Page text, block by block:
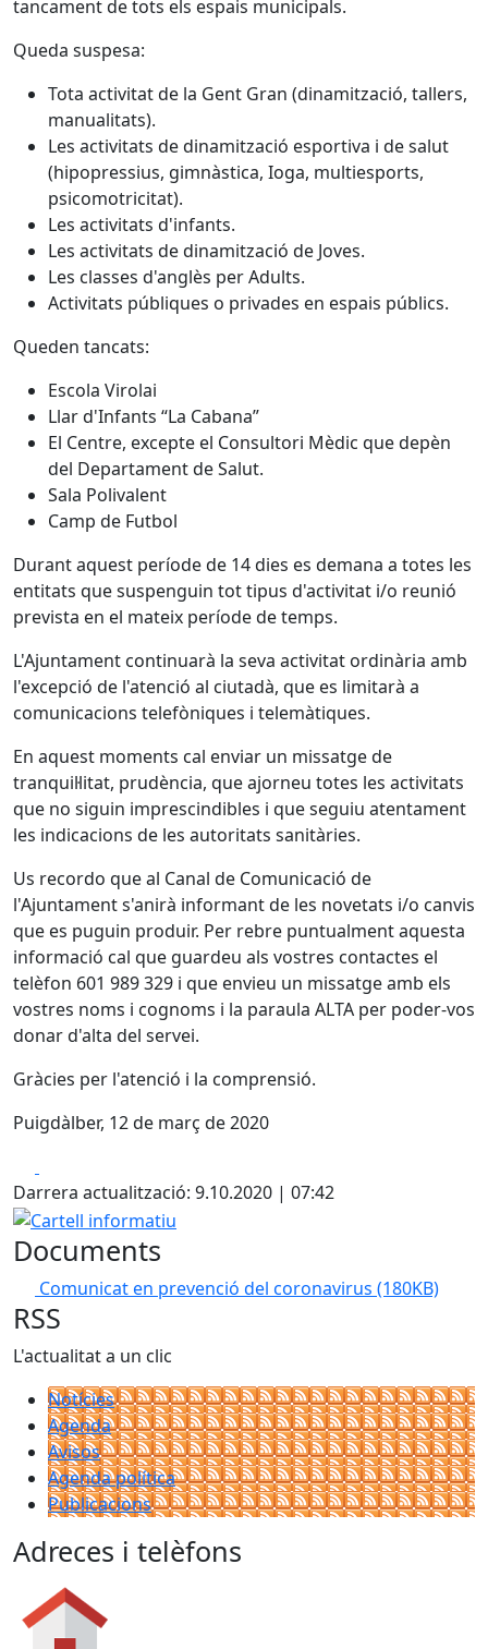
tancament de tots els espais municipals.
Queda suspesa:
Tota activitat de la Gent Gran (dinamització, tallers,
manualitats).
Les activitats de dinamització esportiva i de salut
(hipopressius, gimnàstica, Ioga, multiesports,
psicomotricitat).
Les activitats d'infants.
Les activitats de dinamització de Joves.
Les classes d'anglès per Adults.
Activitats públiques o privades en espais públics.
Queden tancats:
Escola Virolai
Llar d'Infants “La Cabana”
El Centre, excepte el Consultori Mèdic que depèn
del Departament de Salut.
Sala Polivalent
Camp de Futbol
Durant aquest període de 14 dies es demana a totes les
entitats que suspenguin tot tipus d'activitat i/o reunió
prevista en el mateix període de temps.
L'Ajuntament continuarà la seva activitat ordinària amb
l'excepció de l'atenció al ciutadà, que es limitarà a
comunicacions telefòniques i telemàtiques.
En aquest moments cal enviar un missatge de
tranquil·litat, prudència, que ajorneu totes les activitats
que no siguin imprescindibles i que seguiu atentament
les indicacions de les autoritats sanitàries.
Us recordo que al Canal de Comunicació de
l'Ajuntament s'anirà informant de les novetats i/o canvis
que es puguin produir. Per rebre puntualment aquesta
informació cal que guardeu als vostres contactes el
telèfon 601 989 329 i que envieu un missatge amb els
vostres noms i cognoms i la paraula ALTA per poder-vos
donar d'alta del servei.
Gràcies per l'atenció i la comprensió.
Puigdàlber, 12 de març de 2020
Darrera actualització: 9.10.2020 | 07:42
Cartell informatiu
Documents
Comunicat en prevenció del coronavirus (180KB)
RSS
L'actualitat a un clic
Notícies
Agenda
Avisos
Agenda política
Publicacions
Adreces i telèfons